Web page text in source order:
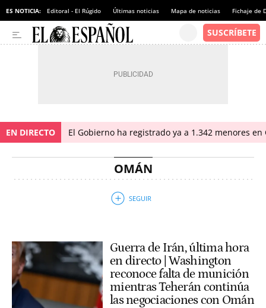
ES NOTICIA: Editoral - El Rúgido Últimas noticias Mapa de noticias Fichaje de
EN DIRECTO El Gobierno ha registrado ya a 1.342 menores
OMÁN
Guerra de Irán, última hora
en directo | Washington
reconoce falta de munición
mientras Teherán continúa
las negociaciones con Omán